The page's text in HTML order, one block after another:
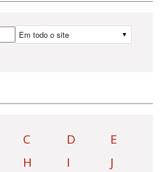
C D
E
H I
J